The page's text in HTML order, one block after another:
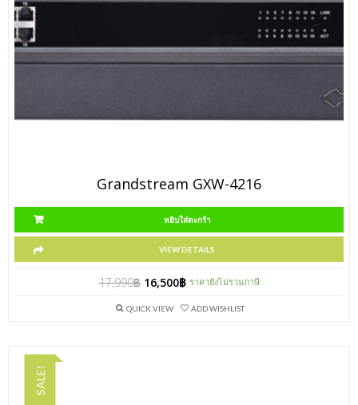
Grandstream GXW-4216
หยิบใส่ตะกร้า
VIEW DETAILS
17,990฿ 16,500฿ ราคายังไม่รวมภาษี
QUICK VIEW ADD WISHLIST
SALE!